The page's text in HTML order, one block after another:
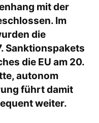
mit der
Im
die
Sanktionspakets
die EU am 20.
autonom
führt damit
weiter.